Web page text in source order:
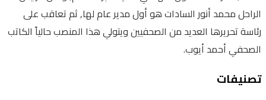
الراحل محمد أنور السادات هو أول مدير عام لها, ثم تعاقب على
رئاسة تحريرها العديد من الصحفيين ويتولي هذا المنصب حالياً الكاتب
الصحفي أحمد أيوب.
تصنيفات